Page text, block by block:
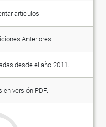
artículos.
Anteriores.
desde el año 2011.
versión PDF.